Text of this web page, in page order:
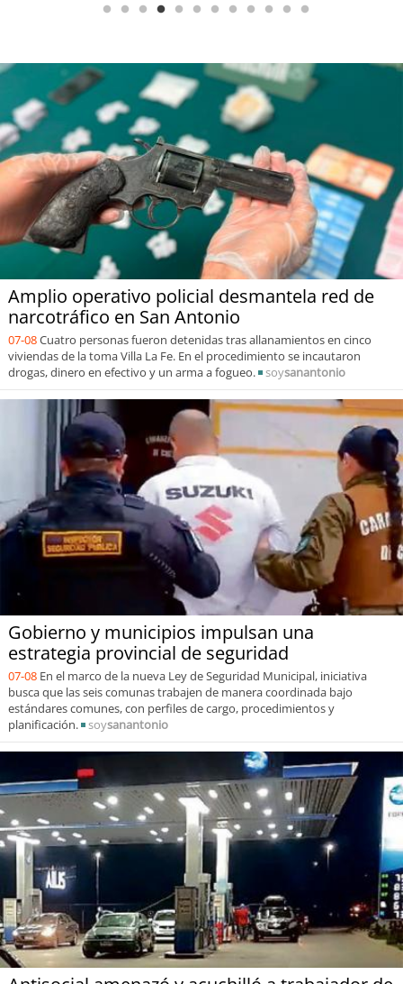
Amplio operativo policial desmantela red de
narcotráfico en San Antonio
07-08Cuatro personas fueron detenidas tras allanamientos en cinco
viviendas de la toma Villa La Fe. En el procedimiento se incautaron
drogas, dinero en efectivo y un arma a fogueo.
soysanantonio
Gobierno y municipios impulsan una
estrategia provincial de seguridad
07-08 En el marco de la nueva Ley de Seguridad Municipal, iniciativa
busca que las seis comunas trabajen de manera coordinada bajo
estándares comunes, con perfiles de cargo, procedimientos y
planificación.
soysanantonio